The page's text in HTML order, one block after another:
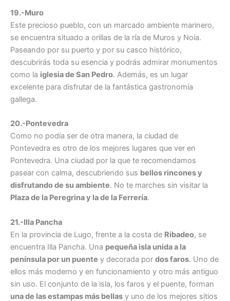
19.-Muro
Este precioso pueblo, con un marcado ambiente marinero,
se encuentra situado a orillas de la ría de Muros y Noia.
Paseando por su puerto y por su casco histórico,
descubrirás toda su esencia y podrás admirar monumentos
como la iglesia de San Pedro. Además, es un lugar
excelente para disfrutar de la fantástica gastronomía
gallega.
20.-Pontevedra
Como no podía ser de otra manera, la ciudad de
Pontevedra es otro de los mejores lugares que ver en
Pontevedra. Una ciudad por la que te recomendamos
pasear con calma, descubriendo sus bellos rincones y
disfrutando de su ambiente. No te marches sin visitar la
Plaza de la Peregrina y la de la Ferrería.
21.-Illa Pancha
En la provincia de Lugo, frente a la costa de Ribadeo, se
encuentra Illa Pancha. Una pequeña isla unida a la
península por un puente y decorada por dos faros. Uno de
ellos más moderno y en funcionamiento y otro más antiguo
sin uso. El conjunto de la isla, los faros y el puente, forman
una de las estampas más bellas y uno de los mejores sitios